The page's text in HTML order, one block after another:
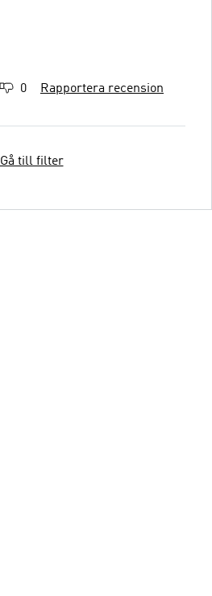
0 Rapportera recension
Gå till filter